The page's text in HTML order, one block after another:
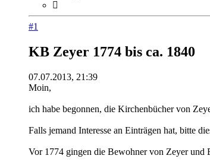
#1
KB Zeyer 1774 bis ca. 1840
07.07.2013, 21:39
Moin,
ich habe begonnen, die Kirchenbücher von
Falls jemand Interesse an Einträgen hat, bitte
Vor 1774 gingen die Bewohner von Zeyer